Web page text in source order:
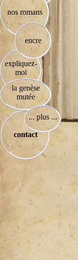
expliquez-
moi
la genèse
mutée
... plus ...
nos romans
encre
contact